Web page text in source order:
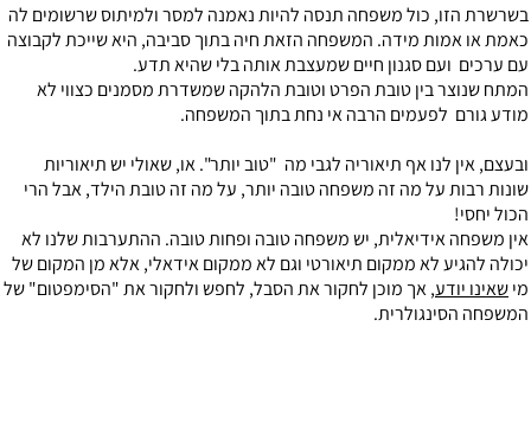
בשרשרת הזו, כול משפחה תנסה להיות נאמנה למסר ולמיתוס שרשומים לה
כאמת או אמות מידה. המשפחה הזאת חיה בתוך סביבה, היא שייכת לקבוצה
עם ערכים ועם סגנון חיים שמעצבת אותה בלי שהיא תדע.
המתח שנוצר בין טובת הפרט וטובת הלהקה שמשדרת מסמנים כצווי לא
מודע גורם לפעמים הרבה אי נחת בתוך המשפחה.
ובעצם, אין לנו אף תיאוריה לגבי מה "טוב יותר". או, שאולי יש תיאוריות
שונות רבות על מה זה משפחה טובה יותר, על מה זה טובת הילד, אבל הרי
הכול יחסי!
אין משפחה אידיאלית, יש משפחה טובה ופחות טובה. ההתערבות שלנו לא
יכולה להגיע לא ממקום תיאורטי וגם לא ממקום אידאלי, אלא מן המקום של
מישאינו יודע, אך מוכן לחקור את הסבל, לחפש ולחקור את "הסימפטום" של
המשפחה הסינגולרית.